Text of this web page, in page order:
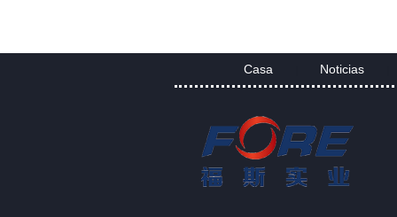
Casa Noticias